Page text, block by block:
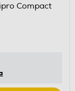
Compact